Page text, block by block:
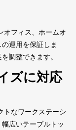
オフィス、ホームオ
運用を保証しま
調整できます。
ズに対応
トなワークステーシ
広いテーブルトッ